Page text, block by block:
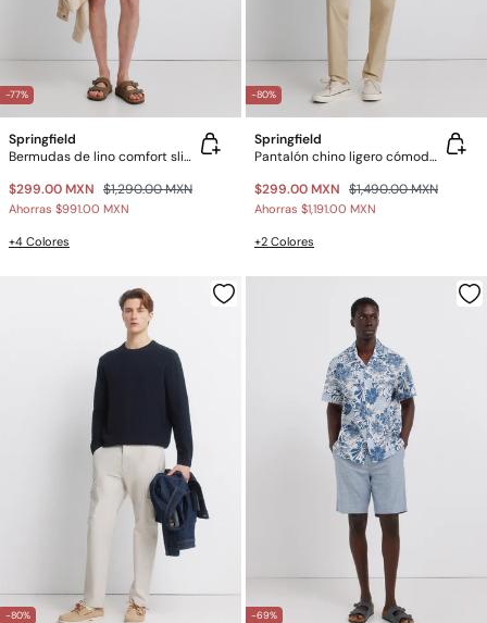
-77%
Springfield
Bermudas de lino comfort slim fit
$299.00 MXN $1,290.00 MXN
Ahorras $991.00 MXN
+4 Colores
-80%
Springfield
Pantalón chino ligero cómodo slim fit
$299.00 MXN $1,490.00 MXN
Ahorras $1,191.00 MXN
+2 Colores
-80% -69%